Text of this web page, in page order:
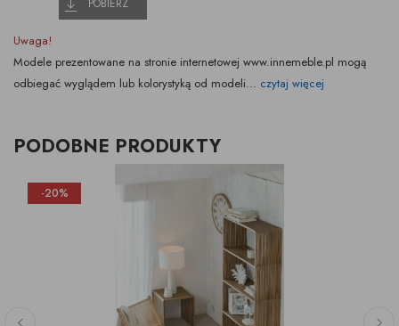
POBIERZ
Uwaga!
Modele prezentowane na stronie internetowej www.innemeble.pl mogą
odbiegać wyglądem lub kolorystyką od modeli... czytaj więcej
PODOBNE PRODUKTY
-20%